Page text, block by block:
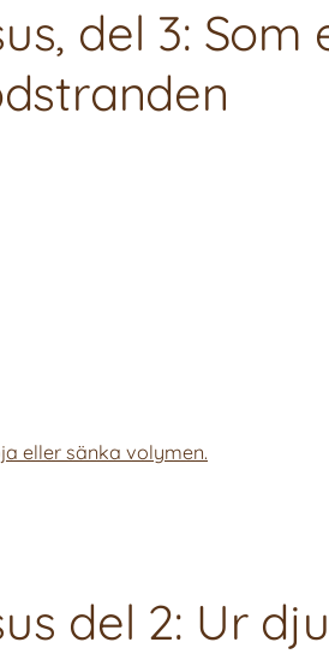
del 3: Som
eller sänka volymen.
del 2: Ur